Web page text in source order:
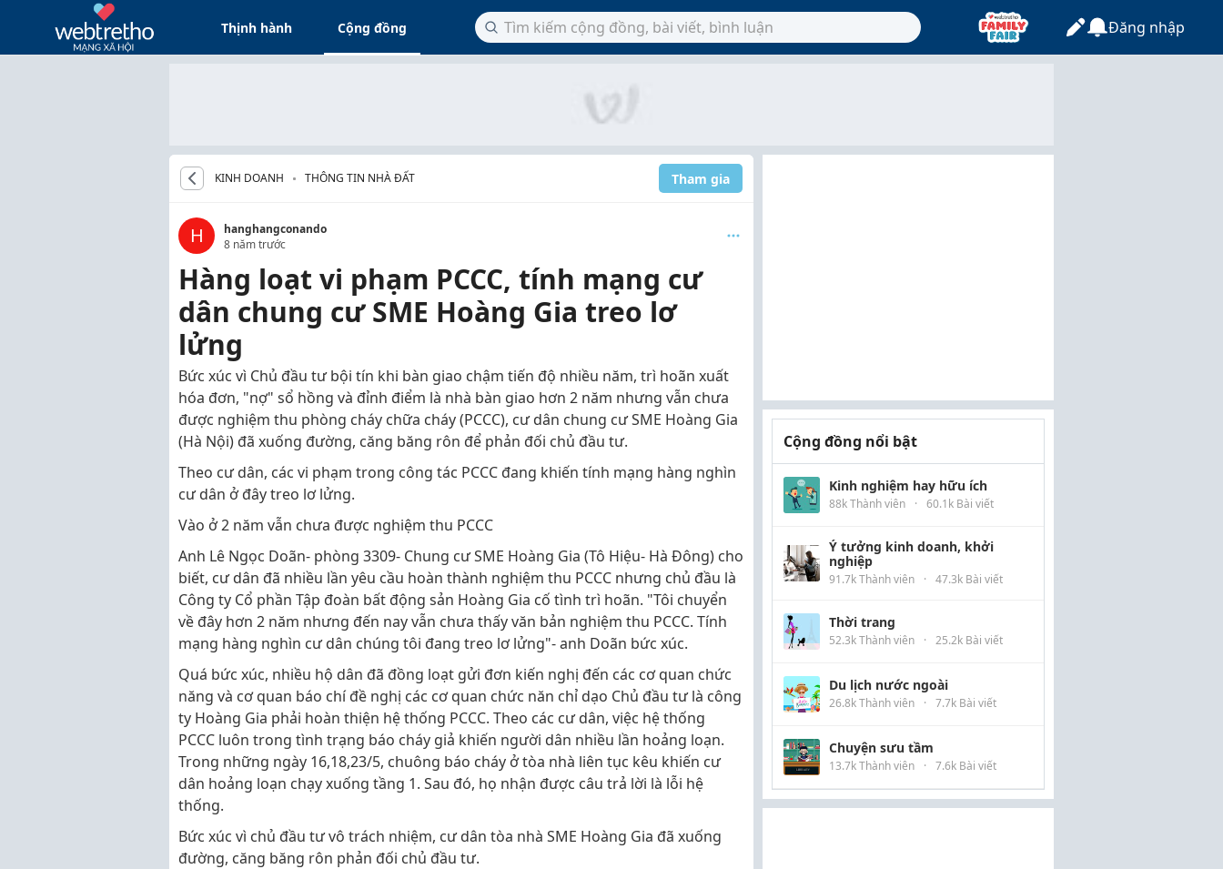
Thịnh hành Cộng đồng Đăng nhập
KINH DOANH THÔNG TIN NHÀ ĐẤT Tham gia
H
hanghangconando
8 năm trước
Hàng loạt vi phạm PCCC, tính mạng cư
dân chung cư SME Hoàng Gia treo lơ
lửng
Bức xúc vì Chủ đầu tư bội tín khi bàn giao chậm tiến độ nhiều năm, trì hoãn xuất
hóa đơn, "nợ" sổ hồng và đỉnh điểm là nhà bàn giao hơn 2 năm nhưng vẫn chưa
được nghiệm thu phòng cháy chữa cháy (PCCC), cư dân chung cư SME Hoàng Gia
(Hà Nội) đã xuống đường, căng băng rôn để phản đối chủ đầu tư.
Theo cư dân, các vi phạm trong công tác PCCC đang khiến tính mạng hàng nghìn
cư dân ở đây treo lơ lửng.
Vào ở 2 năm vẫn chưa được nghiệm thu PCCC
Anh Lê Ngọc Doãn- phòng 3309- Chung cư SME Hoàng Gia (Tô Hiệu- Hà Đông) cho
biết, cư dân đã nhiều lần yêu cầu hoàn thành nghiệm thu PCCC nhưng chủ đầu là
Công ty Cổ phần Tập đoàn bất động sản Hoàng Gia cố tình trì hoãn. "Tôi chuyển
về đây hơn 2 năm nhưng đến nay vẫn chưa thấy văn bản nghiệm thu PCCC. Tính
mạng hàng nghìn cư dân chúng tôi đang treo lơ lửng"- anh Doãn bức xúc.
Quá bức xúc, nhiều hộ dân đã đồng loạt gửi đơn kiến nghị đến các cơ quan chức
năng và cơ quan báo chí đề nghị các cơ quan chức năn chỉ dạo Chủ đầu tư là công
ty Hoàng Gia phải hoàn thiện hệ thống PCCC. Theo các cư dân, việc hệ thống
PCCC luôn trong tình trạng báo cháy giả khiến người dân nhiều lần hoảng loạn.
Trong những ngày 16,18,23/5, chuông báo cháy ở tòa nhà liên tục kêu khiến cư
dân hoảng loạn chạy xuống tầng 1. Sau đó, họ nhận được câu trả lời là lỗi hệ
thống.
Bức xúc vì chủ đầu tư vô trách nhiệm, cư dân tòa nhà SME Hoàng Gia đã xuống
đường, căng băng rôn phản đối chủ đầu tư.
Cộng đồng nổi bật
Kinh nghiệm hay hữu ích
88k Thành viên · 60.1k Bài viết
Ý tưởng kinh doanh, khởi
nghiệp
91.7k Thành viên · 47.3k Bài viết
Thời trang
52.3k Thành viên · 25.2k Bài viết
Du lịch nước ngoài
26.8k Thành viên · 7.7k Bài viết
Chuyện sưu tầm
13.7k Thành viên · 7.6k Bài viết